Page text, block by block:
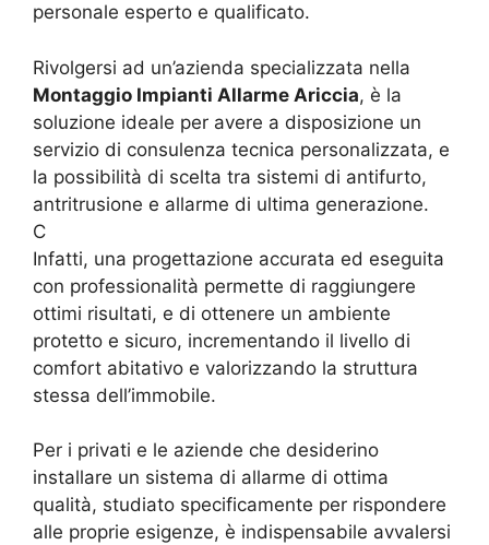
personale esperto e qualificato.
Rivolgersi ad un’azienda specializzata nella
Montaggio Impianti Allarme Ariccia, è la
soluzione ideale per avere a disposizione un
servizio di consulenza tecnica personalizzata, e
la possibilità di scelta tra sistemi di antifurto,
antritrusione e allarme di ultima generazione.
C
Infatti, una progettazione accurata ed eseguita
con professionalità permette di raggiungere
ottimi risultati, e di ottenere un ambiente
protetto e sicuro, incrementando il livello di
comfort abitativo e valorizzando la struttura
stessa dell’immobile.
Per i privati e le aziende che desiderino
installare un sistema di allarme di ottima
qualità, studiato specificamente per rispondere
alle proprie esigenze, è indispensabile avvalersi